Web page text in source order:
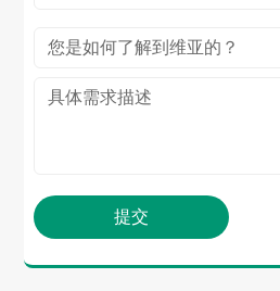
您是如何了解到维亚的？